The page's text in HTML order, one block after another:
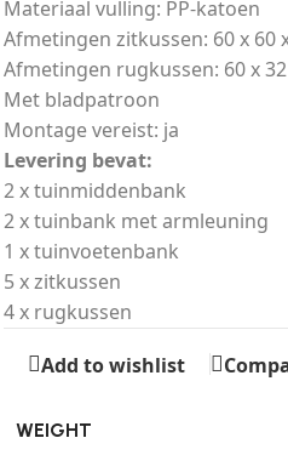
Materiaal vulling: PP-katoen
Afmetingen zitkussen: 60 x 60
Afmetingen rugkussen: 60 x 32
Met bladpatroon
Montage vereist: ja
Levering bevat:
2 x tuinmiddenbank
2 x tuinbank met armleuning
1 x tuinvoetenbank
5 x zitkussen
4 x rugkussen
Add to wishlist
WEIGHT